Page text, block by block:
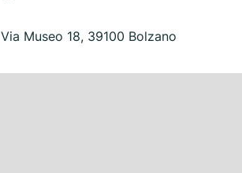
Via Museo 18, 39100 Bolzano